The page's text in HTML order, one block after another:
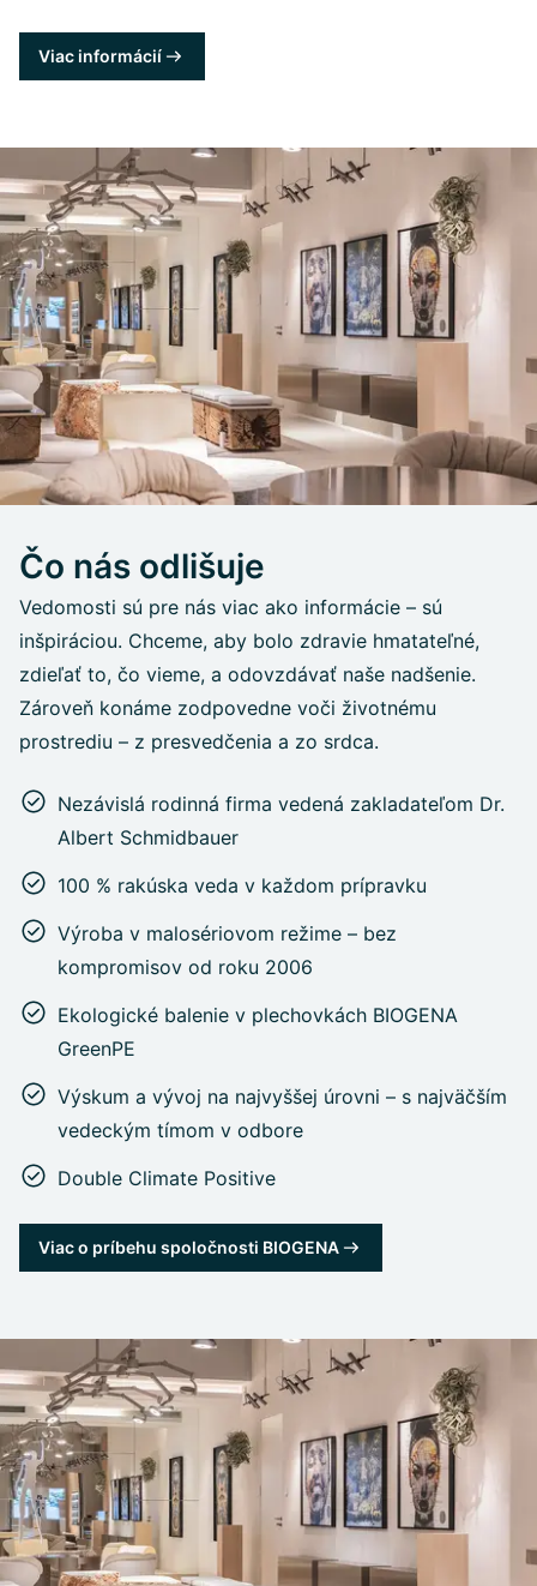
Viac informácií
Čo nás odlišuje
Vedomosti sú pre nás viac ako informácie – sú
inšpiráciou. Chceme, aby bolo zdravie hmatateľné,
zdieľať to, čo vieme, a odovzdávať naše nadšenie.
Zároveň konáme zodpovedne voči životnému
prostrediu – z presvedčenia a zo srdca.
Nezávislá rodinná firma vedená zakladateľom Dr.
Albert Schmidbauer
100 % rakúska veda v každom prípravku
Výroba v malosériovom režime – bez
kompromisov od roku 2006
Ekologické balenie v plechovkách BIOGENA
GreenPE
Výskum a vývoj na najvyššej úrovni – s najväčším
vedeckým tímom v odbore
Double Climate Positive
Viac o príbehu spoločnosti BIOGENA